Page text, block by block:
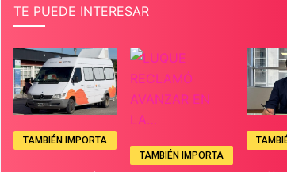
TE PUEDE INTERESAR
TAMBIÉN IMPORTA
TAMBIÉN IMPORTA